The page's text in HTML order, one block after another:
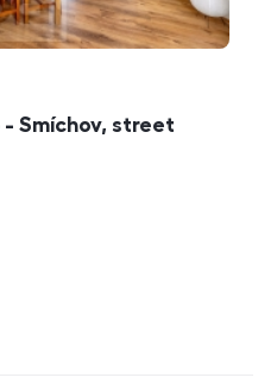
- Smíchov, street